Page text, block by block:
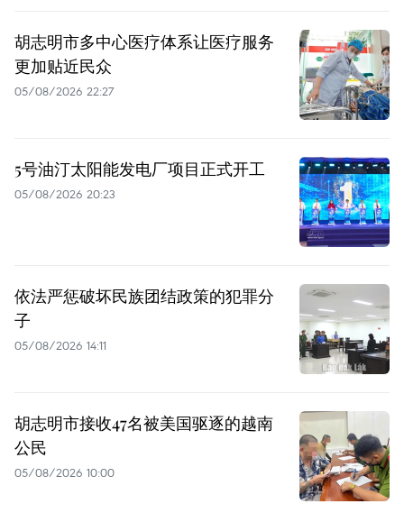
胡志明市多中心医疗体系让医疗服务
更加贴近民众
05/08/2026 22:27
5号油汀太阳能发电厂项目正式开工
05/08/2026 20:23
依法严惩破坏民族团结政策的犯罪分
子
05/08/2026 14:11
胡志明市接收47名被美国驱逐的越南
公民
05/08/2026 10:00